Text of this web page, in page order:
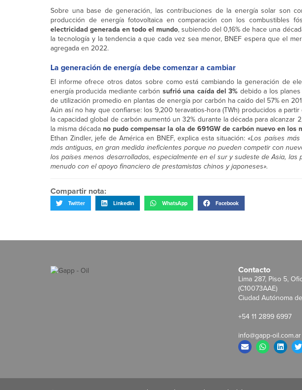
Sobre una base de generación, las contribuciones de la energía solar son
producción de energía fotovoltaica en comparación con los combustibles
electricidad generada en todo el mundo, subiendo del 0,16% de hace una
la tecnología y la tendencia a que cada vez sea menor, BNEF espera que el
agregada en 2022.
La generación de energía debe comenzar a cambiar
El informe ofrece otros datos sobre como está cambiando la generación de
energía producida mediante carbón sufrió una caída del 3% debido a los
de utilización promedio en plantas de energía por carbón ha caído del 57% en
Aún así no hay que confiarse: los 9,200 teravatios-hora (TWh) producidos a
la capacidad global de carbón aumentó un 32% durante la década para alcanzar
la misma década no pudo compensar la ola de 691GW de carbón nuevo en los
Ethan Zindler, jefe de América en BNEF, explica esta situación:«Los países
más antiguas, en gran medida ineficientes porque no pueden competir con
los países menos desarrollados, especialmente en el sur y sudeste de Asia,
menudo con el apoyo financiero de prestamistas chinos y japoneses».
Compartir nota:
Twitter LinkedIn WhatsApp Facebook
Contacto
Lima 287, Piso 5,
(C10073AAE)
Ciudad Autónoma
+54 11 2899 6997
info@gapp-oil.com.ar